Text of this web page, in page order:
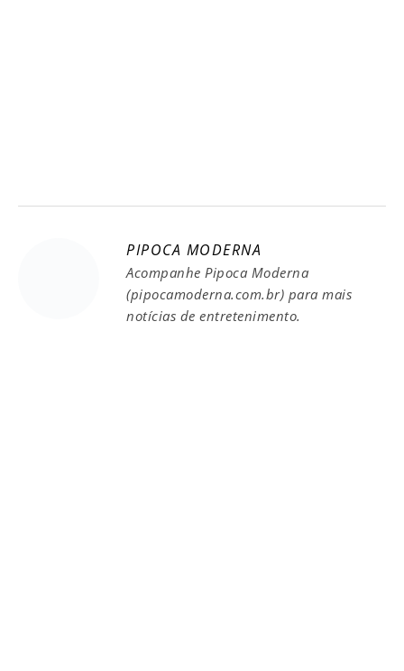
PIPOCA MODERNA
Acompanhe Pipoca Moderna
(pipocamoderna.com.br) para mais
notícias de entretenimento.